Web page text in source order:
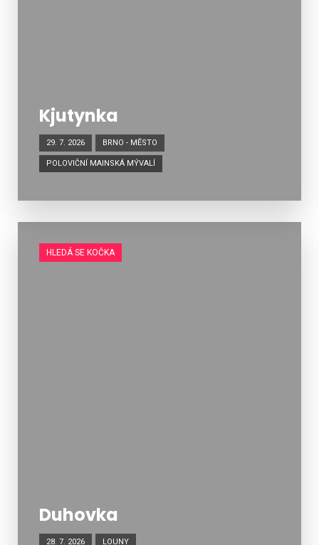
Kjutynka
29. 7. 2026 BRNO - MĚSTO
POLOVIČNÍ MAINSKÁ MÝVALÍ
HLEDÁ SE KOČKA
Duhovka
28. 7. 2026 LOUNY